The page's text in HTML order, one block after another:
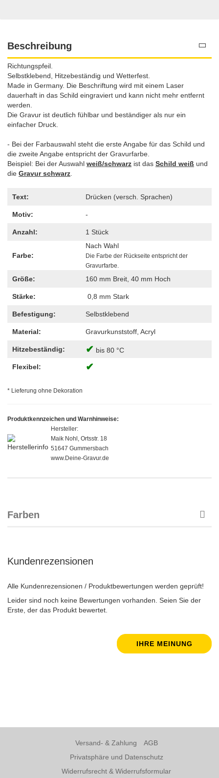
Beschreibung
Richtungspfeil.
Selbstklebend, Hitzebeständig und Wetterfest.
Made in Germany. Die Beschriftung wird mit einem Laser
dauerhaft in das Schild eingraviert und kann nicht mehr entfernt
werden.
Die Gravur ist deutlich fühlbar und beständiger als nur ein
einfacher Druck.
- Bei der Farbauswahl steht die erste Angabe für das Schild und
die zweite Angabe entspricht der Gravurfarbe.
Beispiel: Bei der Auswahl weiß/schwarz ist das Schild weiß und
die Gravur schwarz.
Text: Drücken (versch. Sprachen)
Motiv: -
Anzahl: 1 Stück
Farbe:
Nach Wahl
Die Farbe der Rückseite entspricht der
Gravurfarbe.
Größe: 160 mm Breit, 40 mm Hoch
Stärke: 0,8 mm Stark
Befestigung: Selbstklebend
Material: Gravurkunststoff, Acryl
Hitzebeständig: ✔ bis 80 °C
Flexibel: ✔
* Lieferung ohne Dekoration
Produktkennzeichen und Warnhinweise:
Hersteller:
Maik Nohl, Ortsstr. 18
51647 Gummersbach
www.Deine-Gravur.de
Farben
Kundenrezensionen
Alle Kundenrezensionen / Produktbewertungen werden geprüft!
Leider sind noch keine Bewertungen vorhanden. Seien Sie der
Erste, der das Produkt bewertet.
IHRE MEINUNG
Versand- & Zahlung
AGB
Privatsphäre und Datenschutz
Widerrufsrecht & Widerrufsformular